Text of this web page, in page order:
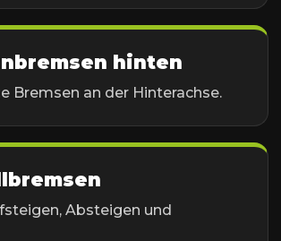
hinten
Bremsen an der Hinterachse.
Absteigen und